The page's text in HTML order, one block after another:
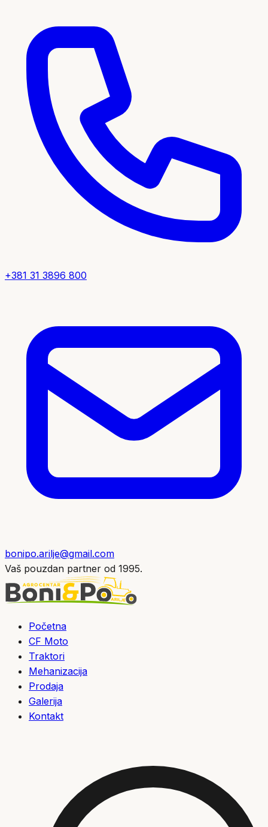
+381 31 3896 800
bonipo.arilje@gmail.com
Vaš pouzdan partner od 1995.
Početna
CF Moto
Traktori
Mehanizacija
Prodaja
Galerija
Kontakt